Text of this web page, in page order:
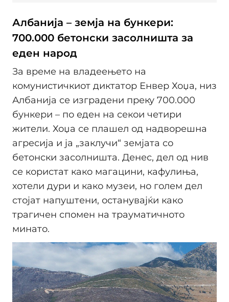
Албанија – земја на бункери:
700.000 бетонски засолништа за
еден народ
За време на владеењето на
комунистичкиот диктатор Енвер Хоџа, низ
Албанија се изградени преку 700.000
бункери – по еден на секои четири
жители. Хоџа се плашел од надворешна
агресија и ја „заклучи“ земјата со
бетонски засолништа. Денес, дел од нив
се користат како магацини, кафулиња,
хотели дури и како музеи, но голем дел
стојат напуштени, останувајќи како
трагичен спомен на трауматичното
минато.